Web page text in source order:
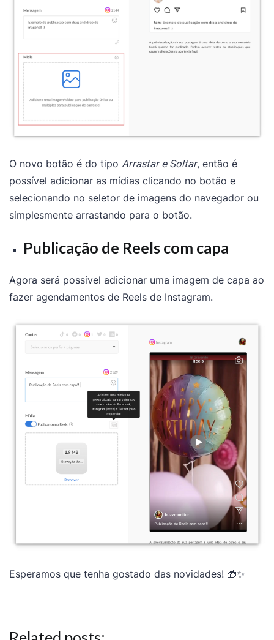
O novo botão é do tipo Arrastar e Soltar, então é
possível adicionar as mídias clicando no botão e
selecionando no seletor de imagens do navegador ou
simplesmente arrastando para o botão.
Publicação de Reels com capa
Agora será possível adicionar uma imagem de capa ao
fazer agendamentos de Reels de Instagram.
Esperamos que tenha gostado das novidades! 🎁✨